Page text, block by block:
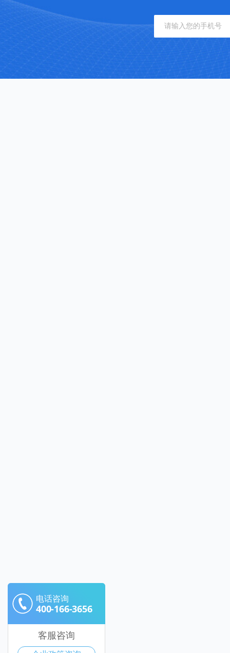
电话咨询
400-166-3656
客服咨询